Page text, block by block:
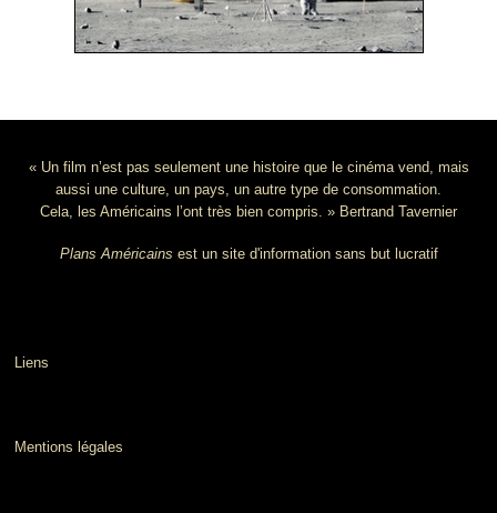
« Un film n’est pas seulement une histoire que le cinéma vend, mais
aussi une culture, un pays, un autre type de consommation.
Cela, les Américains l’ont très bien compris. » Bertrand Tavernier
Plans Américains est un site d'information sans but lucratif
Liens
Mentions légales